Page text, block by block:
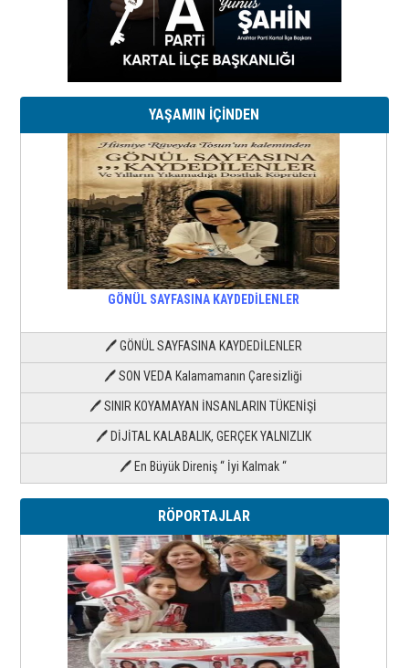
YAŞAMIN İÇİNDEN
GÖNÜL SAYFASINA KAYDEDİLENLER
🖊 GÖNÜL SAYFASINA KAYDEDİLENLER
🖊 SON VEDA Kalamamanın Çaresizliği
🖊 SINIR KOYAMAYAN İNSANLARIN TÜKENİŞİ
🖊 DİJİTAL KALABALIK, GERÇEK YALNIZLIK
🖊 En Büyük Direniş “ İyi Kalmak “
RÖPORTAJLAR